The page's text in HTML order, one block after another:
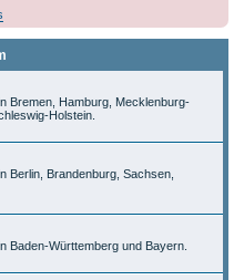
e
Bremen, Hamburg, Mecklenburg-
Holstein.
Berlin, Brandenburg, Sachsen,
Baden-Württemberg und Bayern.